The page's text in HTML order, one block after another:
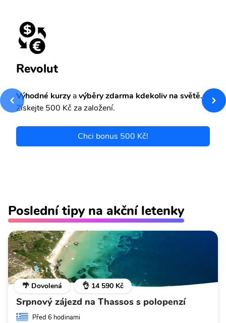
Revolut
Výhodné kurzyavýběry zdarma kdekoliv na světě.
Získejte 500 Kč za založení.
Chci bonus 500 Kč!
Poslední tipy na akční letenky
🌴 Dovolená 👌 14 590 Kč
Srpnový zájezd na Thassos s polopenzí
Před 6 hodinami